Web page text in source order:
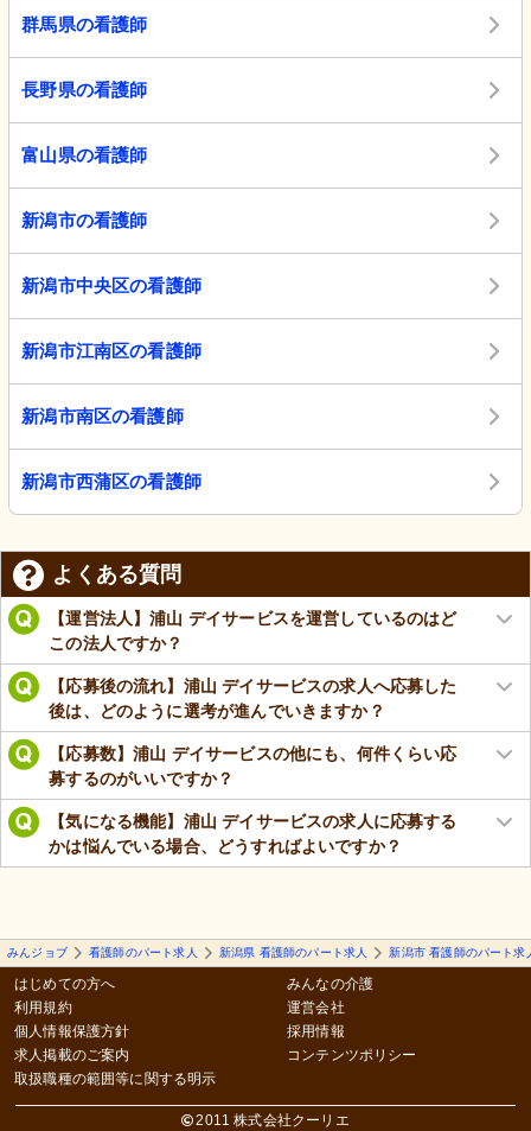
群馬県の看護師
長野県の看護師
富山県の看護師
新潟市の看護師
新潟市中央区の看護師
新潟市江南区の看護師
新潟市南区の看護師
新潟市西蒲区の看護師
よくある質問
【運営法人】浦山 デイサービスを運営しているのはど
この法人ですか？
【応募後の流れ】浦山 デイサービスの求人へ応募した
後は、どのように選考が進んでいきますか？
【応募数】浦山 デイサービスの他にも、何件くらい応
募するのがいいですか？
【気になる機能】浦山 デイサービスの求人に応募する
かは悩んでいる場合、どうすればよいですか？
みんジョブ 看護師のパート求人 新潟県 看護師のパート求人 新潟市 看護師のパート求
はじめての方へ
利用規約
個人情報保護方針
求人掲載のご案内
取扱職種の範囲等に関する明示
みんなの介護
運営会社
採用情報
コンテンツポリシー
2011 株式会社クーリエ